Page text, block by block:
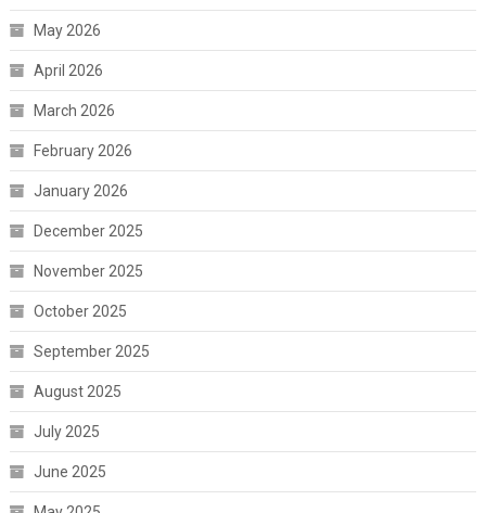
May 2026
April 2026
March 2026
February 2026
January 2026
December 2025
November 2025
October 2025
September 2025
August 2025
July 2025
June 2025